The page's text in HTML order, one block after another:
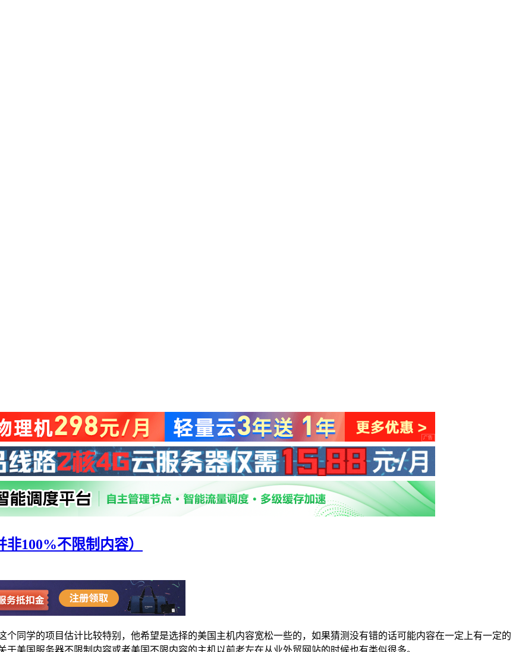
100%不限制内容）
同学的项目估计比较特别，他希望是选择的美国主机内容宽松一些的，如果猜测没有错的话可能内容在一定上有一定的
美国服务器不限制内容或者美国不限内容的主机以前老左在从业外贸网站的时候也有类似很多。